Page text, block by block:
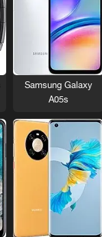
Samsung Galaxy
A05s